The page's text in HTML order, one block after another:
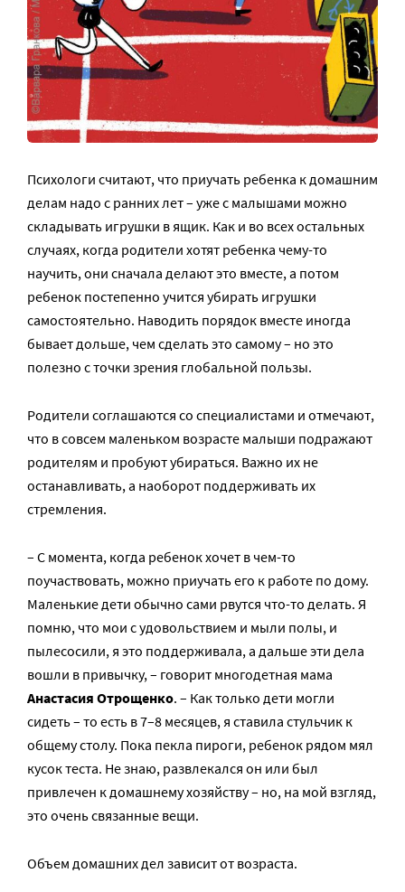
Психологи считают, что приучать ребенка к домашним
делам надо с ранних лет – уже с малышами можно
складывать игрушки в ящик. Как и во всех остальных
случаях, когда родители хотят ребенка чему-то
научить, они сначала делают это вместе, а потом
ребенок постепенно учится убирать игрушки
самостоятельно. Наводить порядок вместе иногда
бывает дольше, чем сделать это самому – но это
полезно с точки зрения глобальной пользы.
Родители соглашаются со специалистами и отмечают,
что в совсем маленьком возрасте малыши подражают
родителям и пробуют убираться. Важно их не
останавливать, а наоборот поддерживать их
стремления.
– С момента, когда ребенок хочет в чем-то
поучаствовать, можно приучать его к работе по дому.
Маленькие дети обычно сами рвутся что-то делать. Я
помню, что мои с удовольствием и мыли полы, и
пылесосили, я это поддерживала, а дальше эти дела
вошли в привычку, – говорит многодетная мама
Анастасия Отрощенко. – Как только дети могли
сидеть – то есть в 7–8 месяцев, я ставила стульчик к
общему столу. Пока пекла пироги, ребенок рядом мял
кусок теста. Не знаю, развлекался он или был
привлечен к домашнему хозяйству – но, на мой взгляд,
это очень связанные вещи.
Объем домашних дел зависит от возраста.